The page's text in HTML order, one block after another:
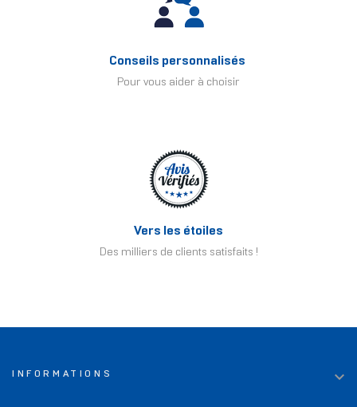
Conseils personnalisés
Pour vous aider à choisir
Vers les étoiles
Des milliers de clients satisfaits !
INFORMATIONS 